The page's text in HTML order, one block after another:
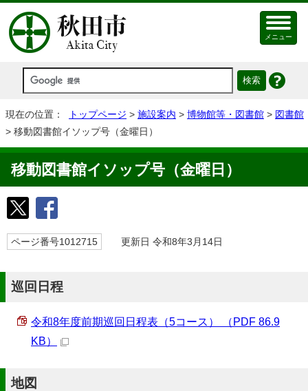
メニュー
現在の位置： トップページ > 施設案内 > 博物館等・図書館 > 図書館
> 移動図書館イソップ号（金曜日）
移動図書館イソップ号（金曜日）
ページ番号1012715 更新日 令和8年3月14日
巡回日程
令和8年度前期巡回日程表（5コース） （PDF 86.9
KB）
地図